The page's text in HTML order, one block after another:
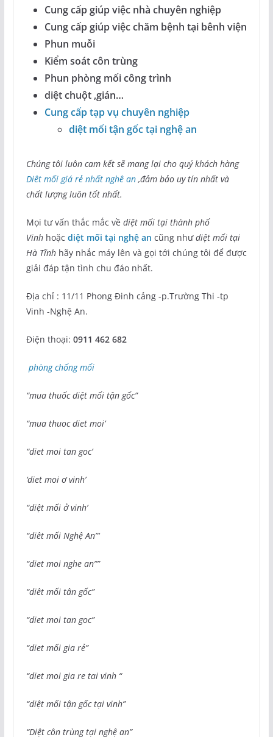
Cung cấp giúp việc nhà chuyên nghiệp
Cung cấp giúp việc chăm bệnh tại bênh viện
Phun muỗi
Kiểm soát côn trùng
Phun phòng mối công trình
diệt chuột ,gián…
Cung cấp tạp vụ chuyên nghiệp
diệt mối tận gốc tại nghệ an
Chúng tôi luôn cam kết sẽ mang lại cho quý khách hàng
Diêt mối giá rẻ nhất nghê an,đảm bảo uy tín nhất và
chất lượng luôn tốt nhất.
Mọi tư vấn thắc mắc về diệt mối tại thành phố
Vinhhoặc diệt mối tại nghệ an cũng nhưdiệt mối tại
Hà Tĩnhhãy nhắc máy lên và gọi tới chúng tôi để được
giải đáp tận tình chu đáo nhất.
Địa chỉ : 11/11 Phong Đinh cảng -p.Trường Thi -tp
Vinh -Nghệ An.
Điện thoại: 0911 462 682
phòng chống mối
“mua thuốc diệt mối tận gốc”
“mua thuoc diet moi’
“diet moi tan goc’
‘diet moi ơ vinh’
“diệt mối ở vinh’
“diêt mối Nghệ An”‘
“diet moi nghe an””
“diêt mối tân gốc”
“diet moi tan goc”
“diet mối gia rẻ”
“diet moi gia re tai vinh “
“diệt mối tận gốc tại vinh”
“Diệt côn trùng tại nghệ an”